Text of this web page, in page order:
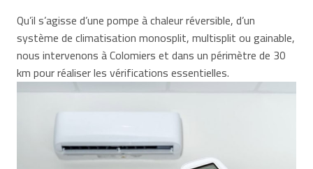
Qu’il s’agisse d’une pompe à chaleur réversible, d’un
système de climatisation monosplit, multisplit ou gainable,
nous intervenons à Colomiers et dans un périmètre de 30
km pour réaliser les vérifications essentielles.